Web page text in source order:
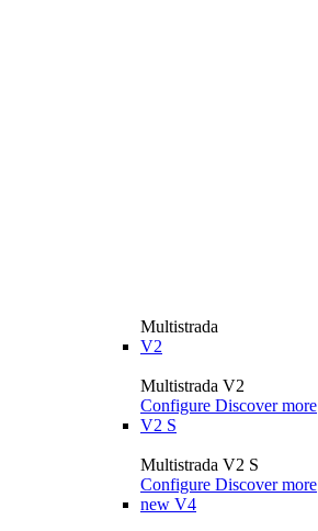
Multistrada
V2
Multistrada V2
Configure Discover more
V2 S
Multistrada V2 S
Configure Discover more
new V4